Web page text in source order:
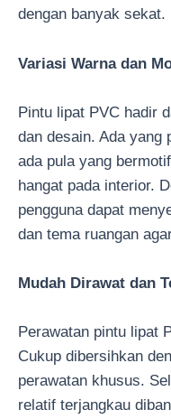
dengan banyak sekat.
Variasi Warna dan
Pintu lipat PVC hadir
dan desain. Ada yang
ada pula yang
hangat pada interior.
pengguna dapat
dan tema ruangan
Mudah Dirawat dan
Perawatan pintu lipat
Cukup dibersihkan
perawatan khusus.
relatif terjangkau